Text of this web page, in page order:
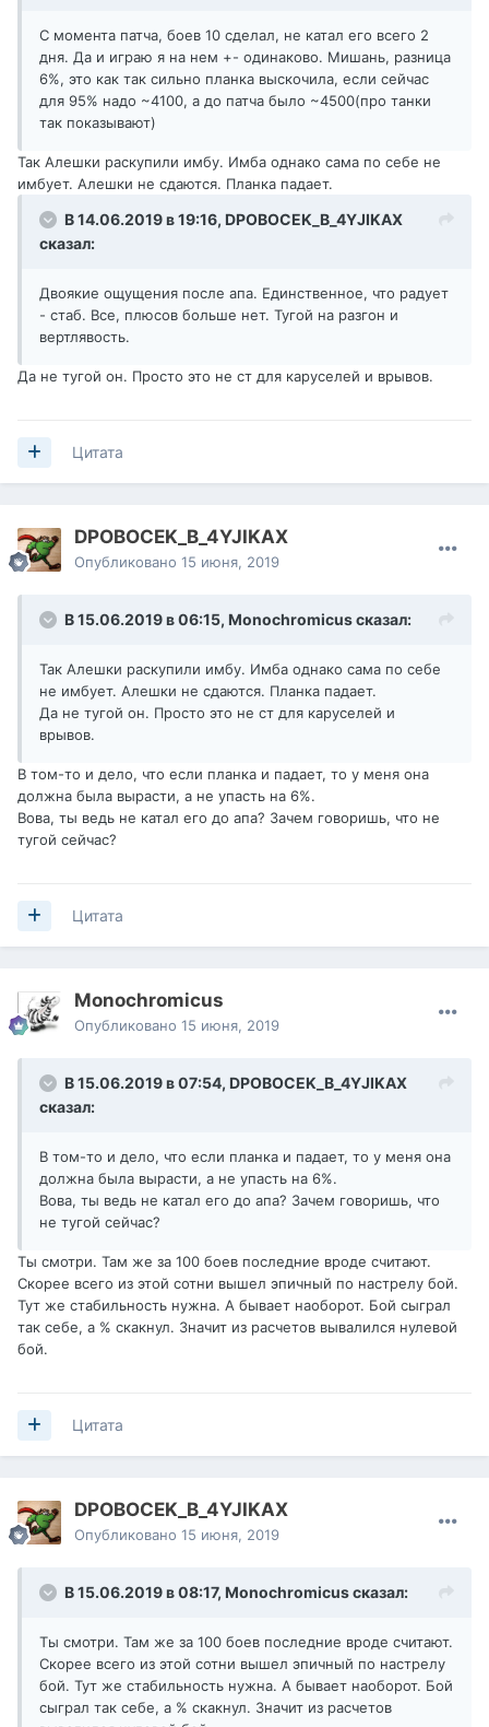
С момента патча, боев 10 сделал, не катал его всего 2
дня. Да и играю я на нем +- одинаково. Мишань, разница
6%, это как так сильно планка выскочила, если сейчас
для 95% надо ~4100, а до патча было ~4500(про танки
так показывают)
Так Алешки раскупили имбу. Имба однако сама по себе не
имбует. Алешки не сдаются. Планка падает.
В 14.06.2019 в 19:16, DPOBOCEK_B_4YJIKAX
сказал:
Двоякие ощущения после апа. Единственное, что радует
- стаб. Все, плюсов больше нет. Тугой на разгон и
вертлявость.
Да не тугой он. Просто это не ст для каруселей и врывов.
Цитата
DPOBOCEK_B_4YJIKAX
Опубликовано 15 июня, 2019
В 15.06.2019 в 06:15, Monochromicusсказал:
Так Алешки раскупили имбу. Имба однако сама по себе
не имбует. Алешки не сдаются. Планка падает.
Да не тугой он. Просто это не ст для каруселей и
врывов.
В том-то и дело, что если планка и падает, то у меня она
должна была вырасти, а не упасть на 6%.
Вова, ты ведь не катал его до апа? Зачем говоришь, что не
тугой сейчас?
Цитата
Monochromicus
Опубликовано 15 июня, 2019
В 15.06.2019 в 07:54, DPOBOCEK_B_4YJIKAX
сказал:
В том-то и дело, что если планка и падает, то у меня она
должна была вырасти, а не упасть на 6%.
Вова, ты ведь не катал его до апа? Зачем говоришь, что
не тугой сейчас?
Ты смотри. Там же за 100 боев последние вроде считают.
Скорее всего из этой сотни вышел эпичный по настрелу бой.
Тут же стабильность нужна. А бывает наоборот. Бой сыграл
так себе, а % скакнул. Значит из расчетов вывалился нулевой
бой.
Цитата
DPOBOCEK_B_4YJIKAX
Опубликовано 15 июня, 2019
В 15.06.2019 в 08:17, Monochromicusсказал:
Ты смотри. Там же за 100 боев последние вроде считают.
Скорее всего из этой сотни вышел эпичный по настрелу
бой. Тут же стабильность нужна. А бывает наоборот. Бой
сыграл так себе, а % скакнул. Значит из расчетов